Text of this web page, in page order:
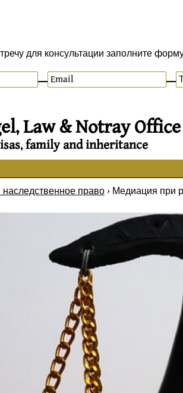
для консультации заполните
Law & Notray Office
family and inheritance
право > Медиация при